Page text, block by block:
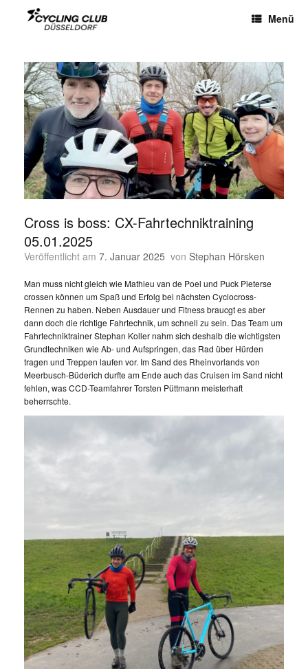
Menü
Cross is boss: CX-Fahrtechniktraining
05.01.2025
Veröffentlicht am 7. Januar 2025 von Stephan Hörsken
Man muss nicht gleich wie Mathieu van de Poel und Puck Pieterse
crossen können um Spaß und Erfolg bei nächsten Cyclocross-
Rennen zu haben. Neben Ausdauer und Fitness braucgt es aber
dann doch die richtige Fahrtechnik, um schnell zu sein. Das Team um
Fahrtechniktrainer Stephan Koller nahm sich deshalb die wichtigsten
Grundtechniken wie Ab- und Aufspringen, das Rad über Hürden
tragen und Treppen laufen vor. Im Sand des Rheinvorlands von
Meerbusch-Büderich durfte am Ende auch das Cruisen im Sand nicht
fehlen, was CCD-Teamfahrer Torsten Püttmann meisterhaft
beherrschte.